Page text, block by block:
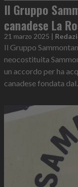
Il Gruppo
canadese La
21 marzo 2025 |
Il Gruppo
neocostituita
un accordo per ha
canadese fondata